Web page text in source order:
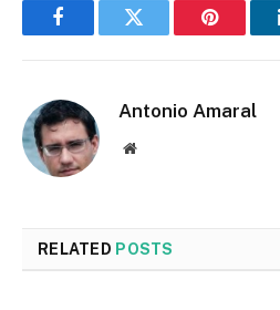
FacebookTwitter Pinterest
Antonio Amaral
Website
RELATED POSTS